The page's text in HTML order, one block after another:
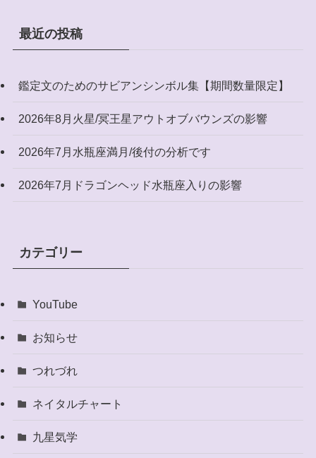
最近の投稿
鑑定文のためのサビアンシンボル集【期間数量限定】
2026年8月火星/冥王星アウトオブバウンズの影響
2026年7月水瓶座満月/後付の分析です
2026年7月ドラゴンヘッド水瓶座入りの影響
カテゴリー
YouTube
お知らせ
つれづれ
ネイタルチャート
九星気学